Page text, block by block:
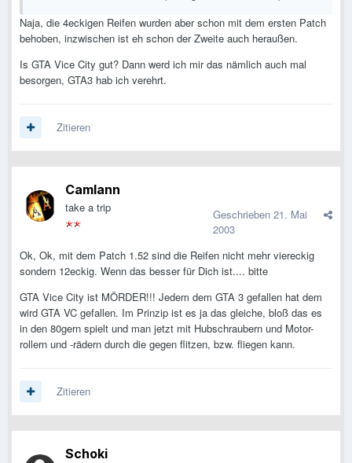
Naja, die 4eckigen Reifen wurden aber schon mit dem ersten Patch
behoben, inzwischen ist eh schon der Zweite auch heraußen.
Is GTA Vice City gut? Dann werd ich mir das nämlich auch mal
besorgen, GTA3 hab ich verehrt.
Zitieren
Camlann
take a trip Geschrieben 21. Mai
2003
Ok, Ok, mit dem Patch 1.52 sind die Reifen nicht mehr viereckig
sondern 12eckig. Wenn das besser für Dich ist.... bitte
GTA Vice City ist MÖRDER!!! Jedem dem GTA 3 gefallen hat dem
wird GTA VC gefallen. Im Prinzip ist es ja das gleiche, bloß das es
in den 80gern spielt und man jetzt mit Hubschraubern und Motor-
rollern und -rädern durch die gegen flitzen, bzw. fliegen kann.
Zitieren
Schoki